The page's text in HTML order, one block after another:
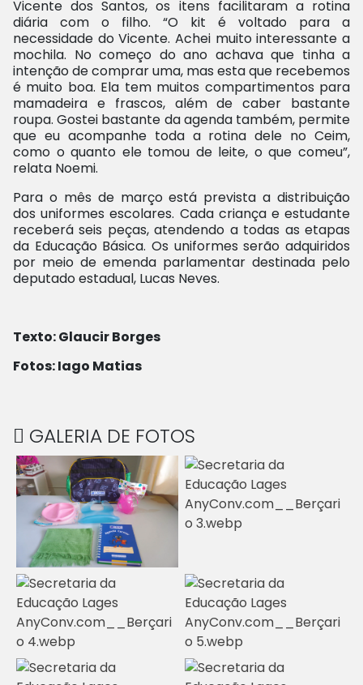
Vicente dos Santos, os itens facilitaram a rotina
diária com o filho. “O kit é voltado para a
necessidade do Vicente. Achei muito interessante a
mochila. No começo do ano achava que tinha a
intenção de comprar uma, mas esta que recebemos
é muito boa. Ela tem muitos compartimentos para
mamadeira e frascos, além de caber bastante
roupa. Gostei bastante da agenda também, permite
que eu acompanhe toda a rotina dele no Ceim,
como o quanto ele tomou de leite, o que comeu”,
relata Noemi.
Para o mês de março está prevista a distribuição
dos uniformes escolares. Cada criança e estudante
receberá seis peças, atendendo a todas as etapas
da Educação Básica. Os uniformes serão adquiridos
por meio de emenda parlamentar destinada pelo
deputado estadual, Lucas Neves.
Texto: Glaucir Borges
Fotos: Iago Matias
GALERIA DE FOTOS